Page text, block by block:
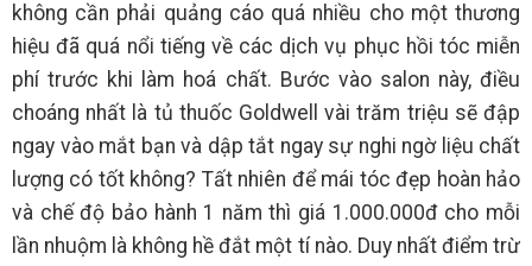
không cần phải quảng cáo quá nhiều cho một thương
hiệu đã quá nổi tiếng về các dịch vụ phục hồi tóc miễn
phí trước khi làm hoá chất. Bước vào salon này, điều
choáng nhất là tủ thuốc Goldwell vài trăm triệu sẽ đập
ngay vào mắt bạn và dập tắt ngay sự nghi ngờ liệu chất
lượng có tốt không? Tất nhiên để mái tóc đẹp hoàn hảo
và chế độ bảo hành 1 năm thì giá 1.000.000đ cho mỗi
lần nhuộm là không hề đắt một tí nào. Duy nhất điểm trừ